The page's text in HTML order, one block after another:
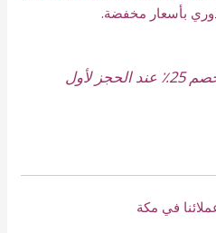
بأسعار مخفضة.
احصل الآن على خصم 25٪ عند الحجز لأول
في مكة